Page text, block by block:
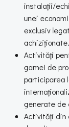
instalații/
unei
exclusiv
achiziționate.
Activități
gamei de
participarea
generate de
Activități din